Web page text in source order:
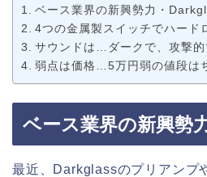
ベース業界の新興勢力・
4つの金属製スイッチでハード
サウンドは…ダークで、攻撃的
弱点は価格…5万円弱の値段は
ベース業界の新興勢
最近、Darkglassのプリアンプ